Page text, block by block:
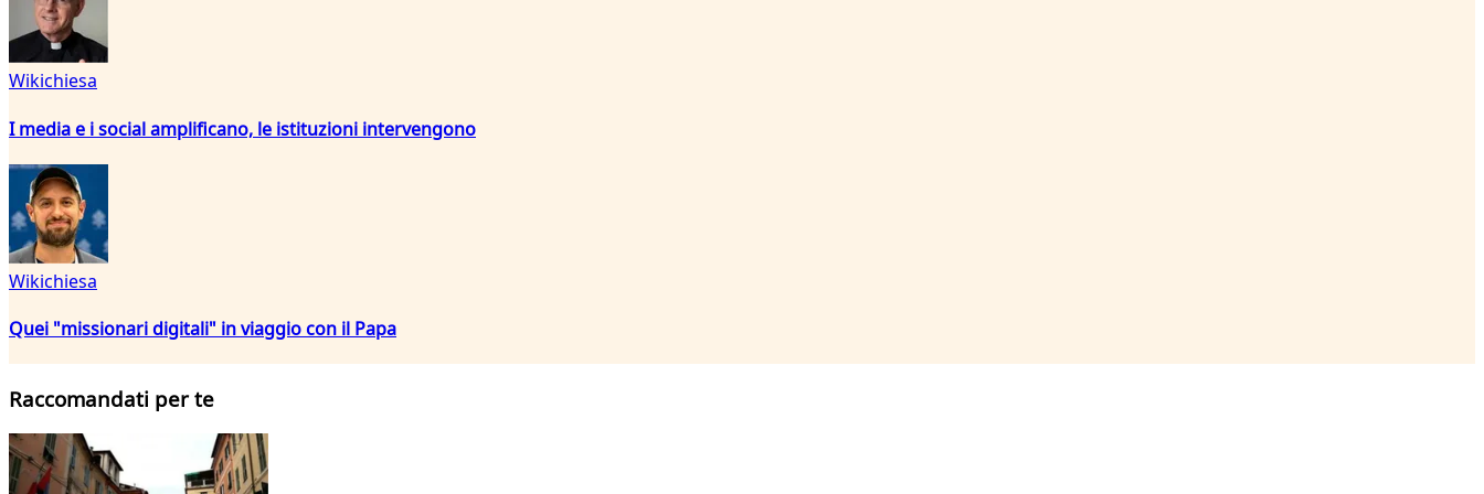
Wikichiesa
I media e i social amplificano, le istituzioni intervengono
Wikichiesa
Quei "missionari digitali" in viaggio con il Papa
Raccomandati per te